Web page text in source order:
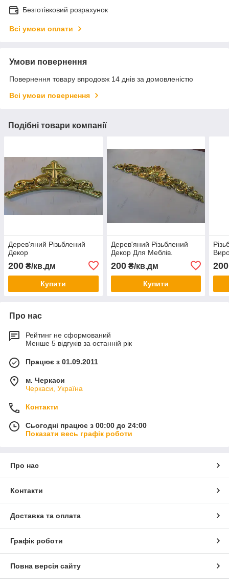
Безготівковий розрахунок
Всі умови оплати
Умови повернення
Повернення товару впродовж 14 днів за домовленістю
Всі умови повернення
Подібні товари компанії
Дерев'яний Різьблений
Декор
200 ₴/кв.дм
Купити
Дерев'яний Різьблений
Декор Для Меблів.
200₴/кв.дм
Купити
200
Про нас
Рейтинг не сформований
Менше 5 відгуків за останній рік
Працює з 01.09.2011
м. Черкаси
Черкаси, Україна
Контакти
Сьогодні працює з 00:00 до 24:00
Показати весь графік роботи
Про нас
Контакти
Доставка та оплата
Графік роботи
Повна версія сайту